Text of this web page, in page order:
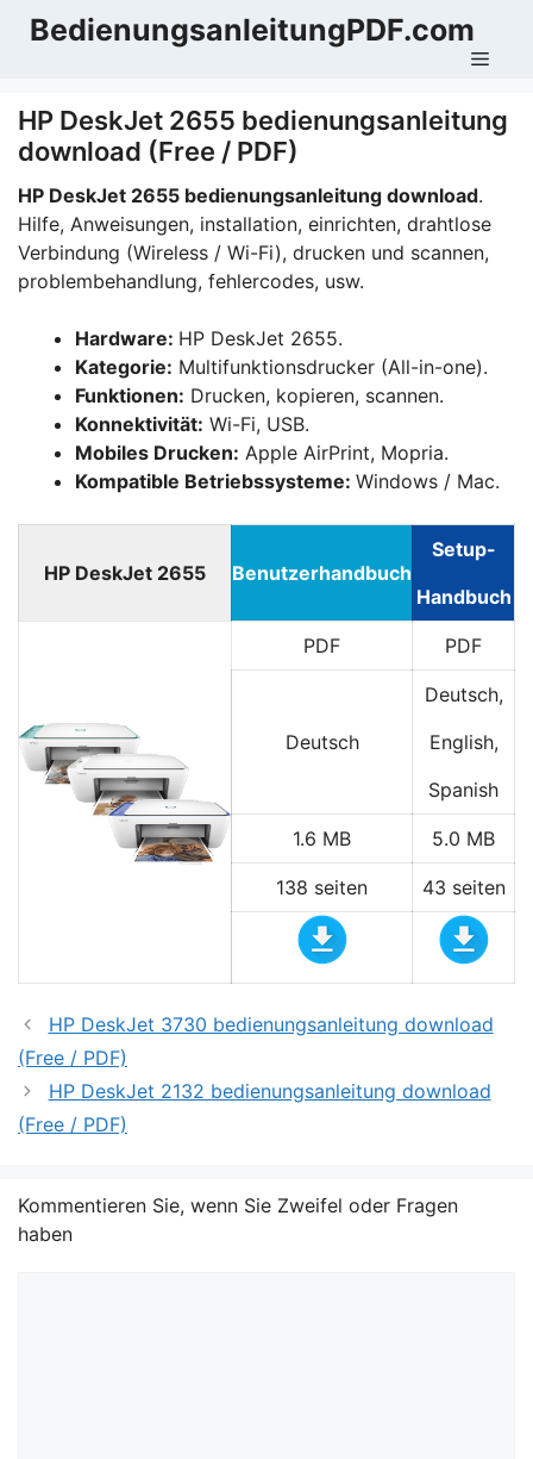
Zum
InhaltBedienungsanleitungPDF.com
HP DeskJet 2655 bedienungsanleitung
download (Free / PDF)
HP DeskJet 2655 bedienungsanleitung download.
Hilfe, Anweisungen, installation, einrichten, drahtlose
Verbindung (Wireless / Wi-Fi), drucken und scannen,
problembehandlung, fehlercodes, usw.
Hardware: HP DeskJet 2655.
Kategorie: Multifunktionsdrucker (All-in-one).
Funktionen: Drucken, kopieren, scannen.
Konnektivität: Wi-Fi, USB.
Mobiles Drucken: Apple AirPrint, Mopria.
Kompatible Betriebssysteme: Windows / Mac.
HP DeskJet 2655 Benutzerhandbuch
Setup-
Handbuch
PDF PDF
Deutsch
Deutsch,
English,
Spanish
1.6 MB 5.0 MB
138 seiten 43 seiten
HP DeskJet 3730 bedienungsanleitung download
(Free / PDF)
HP DeskJet 2132 bedienungsanleitung download
(Free / PDF)
Kommentieren Sie, wenn Sie Zweifel oder Fragen
haben